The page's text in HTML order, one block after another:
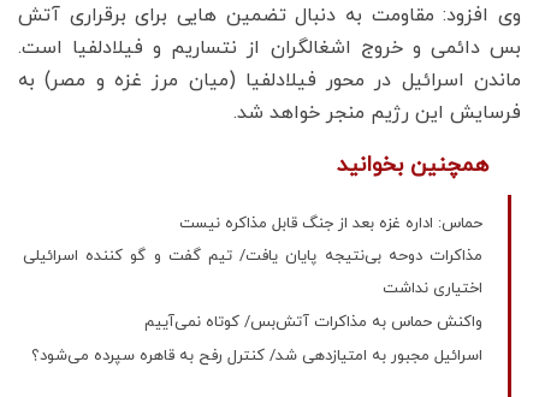
وی افزود: مقاومت به دنبال تضمین هایی برای برقراری آتش
بس دائمی و خروج اشغالگران از نتساریم و فیلادلفیا است.
ماندن اسرائیل در محور فیلادلفیا (میان مرز غزه و مصر) به
فرسایش این رژیم منجر خواهد شد.
همچنین بخوانید
حماس: اداره غزه بعد از جنگ قابل مذاکره نیست
مذاکرات دوحه بی‌نتیجه پایان یافت/ تیم گفت و گو کننده اسرائیلی
اختیاری نداشت
واکنش حماس به مذاکرات آتش‌بس/ کوتاه نمی‌آییم
اسرائیل مجبور به امتیازدهی شد/ کنترل رفح به قاهره سپرده می‌شود؟